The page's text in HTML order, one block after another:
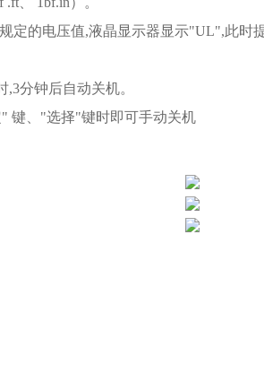
定的电压值,液晶显示器显示"UL",此时
分钟后自动关机。
键、"选择"键时即可手动关机